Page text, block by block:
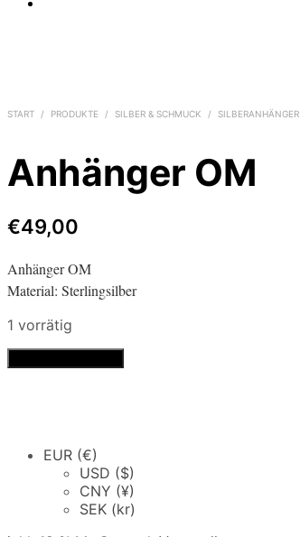
START / PRODUKTE / SILBER & SCHMUCK / SILBERANHÄNGER
Anhänger OM
€49,00
Anhänger OM
Material: Sterlingsilber
1 vorrätig
EUR (€)
USD ($)
CNY (¥)
SEK (kr)